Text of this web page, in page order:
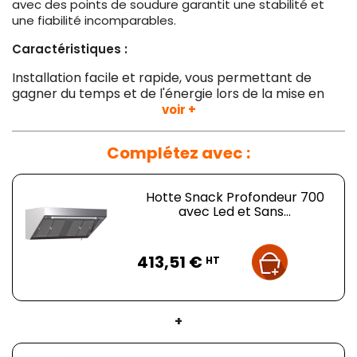
avec des points de soudure garantit une stabilité et
une fiabilité incomparables.
Caractéristiques :
Installation facile et rapide, vous permettant de
gagner du temps et de l'énergie lors de la mise en
Canal périphérique et bords intérieurs retournés,
pour une évacuation efficace des fumées et des
odeurs.
Robinet d'évacuation des graisses, facilitant
l'entretien et le nettoyage de la hotte.
Capacité d'aspiration de 900 m3/h.
Snack 700avecLedet Sans Moteur
vraiment un must-have pour les professionnels de la
restauration. Procurez-vous-la dès maintenant et
bénéficiez de ses nombreuses fonctionnalités et
voir +
Complétez avec :
Hotte Snack Profondeur 700
avec Led et Sans...
413,51 € HT
+